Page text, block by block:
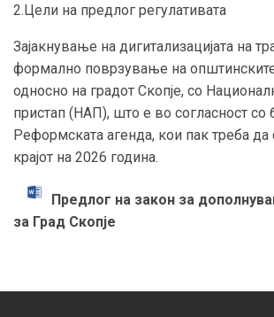
2.Цели на предлог регулативата
Зајакнување на дигитализацијата на
формално поврзување на општинските
односно на градот Скопје, со
пристап (НАП), што е во согласност со
Реформската агенда, кои пак треба да
крајот на 2026 година.
Предлог на закон за
за Град Скопје